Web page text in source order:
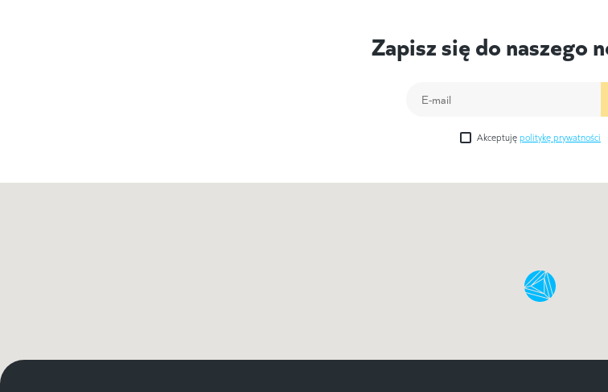
Zapisz się do naszego
Akceptuję politykę prywatności